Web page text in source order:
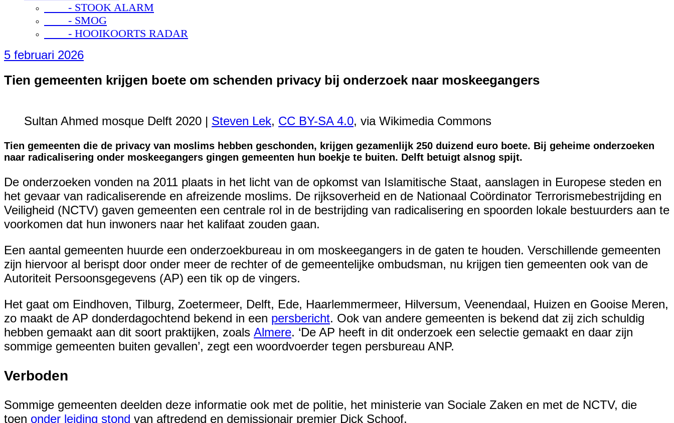
- STOOK ALARM
- SMOG
- HOOIKOORTS RADAR
5 februari 2026
Tien gemeenten krijgen boete om schenden privacy bij onderzoek naar moskeegangers
Sultan Ahmed mosque Delft 2020 | Steven Lek, CC BY-SA 4.0, via Wikimedia Commons
Tien gemeenten die de privacy van moslims hebben geschonden, krijgen gezamenlijk 250 duizend euro boete. Bij geheime onderzoeken
naar radicalisering onder moskeegangers gingen gemeenten hun boekje te buiten. Delft betuigt alsnog spijt.
De onderzoeken vonden na 2011 plaats in het licht van de opkomst van Islamitische Staat, aanslagen in Europese steden en
het gevaar van radicaliserende en afreizende moslims. De rijksoverheid en de Nationaal Coördinator Terrorismebestrijding en
Veiligheid (NCTV) gaven gemeenten een centrale rol in de bestrijding van radicalisering en spoorden lokale bestuurders aan te
voorkomen dat hun inwoners naar het kalifaat zouden gaan.
Een aantal gemeenten huurde een onderzoekbureau in om moskeegangers in de gaten te houden. Verschillende gemeenten
zijn hiervoor al berispt door onder meer de rechter of de gemeentelijke ombudsman, nu krijgen tien gemeenten ook van de
Autoriteit Persoonsgegevens (AP) een tik op de vingers.
Het gaat om Eindhoven, Tilburg, Zoetermeer, Delft, Ede, Haarlemmermeer, Hilversum, Veenendaal, Huizen en Gooise Meren,
zo maakt de AP donderdagochtend bekend in een persbericht. Ook van andere gemeenten is bekend dat zij zich schuldig
hebben gemaakt aan dit soort praktijken, zoals Almere. ‘De AP heeft in dit onderzoek een selectie gemaakt en daar zijn
sommige gemeenten buiten gevallen’, zegt een woordvoerder tegen persbureau ANP.
Verboden
Sommige gemeenten deelden deze informatie ook met de politie, het ministerie van Sociale Zaken en met de NCTV, die
toen onder leiding stond van aftredend en demissionair premier Dick Schoof.